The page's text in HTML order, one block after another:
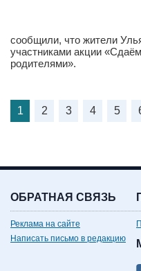
сообщили, что жители
участниками акции
родителями».
1 2 3 4 5
ОБРАТНАЯ СВЯЗЬ
Реклама на сайте
Написать письмо в редакцию